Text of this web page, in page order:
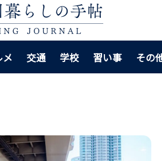
メ 交通 学校 習い事 その
事務センターで分かる8つのポ
い合わせ先を迷わず整理！